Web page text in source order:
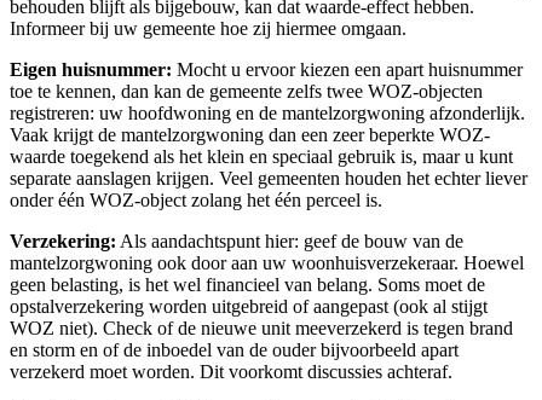
behouden blijft als bijgebouw, kan dat waarde-effect hebben.
Informeer bij uw gemeente hoe zij hiermee omgaan.
Eigen huisnummer: Mocht u ervoor kiezen een apart huisnummer
toe te kennen, dan kan de gemeente zelfs twee WOZ-objecten
registreren: uw hoofdwoning en de mantelzorgwoning afzonderlijk.
Vaak krijgt de mantelzorgwoning dan een zeer beperkte WOZ-
waarde toegekend als het klein en speciaal gebruik is, maar u kunt
separate aanslagen krijgen. Veel gemeenten houden het echter liever
onder één WOZ-object zolang het één perceel is.
Verzekering: Als aandachtspunt hier: geef de bouw van de
mantelzorgwoning ook door aan uw woonhuisverzekeraar. Hoewel
geen belasting, is het wel financieel van belang. Soms moet de
opstalverzekering worden uitgebreid of aangepast (ook al stijgt
WOZ niet). Check of de nieuwe unit meeverzekerd is tegen brand
en storm en of de inboedel van de ouder bijvoorbeeld apart
verzekerd moet worden. Dit voorkomt discussies achteraf.